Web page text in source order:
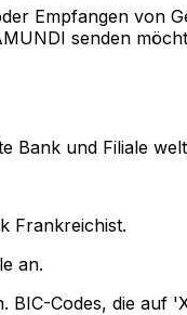
Empfangen von
senden
Bank und Filiale
Frankreichist.
an.
BIC-Codes, die